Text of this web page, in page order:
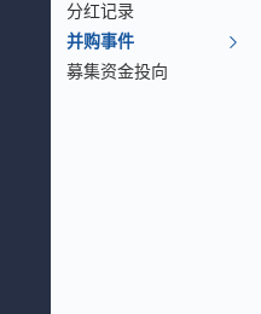
分红记录
并购事件
募集资金投向